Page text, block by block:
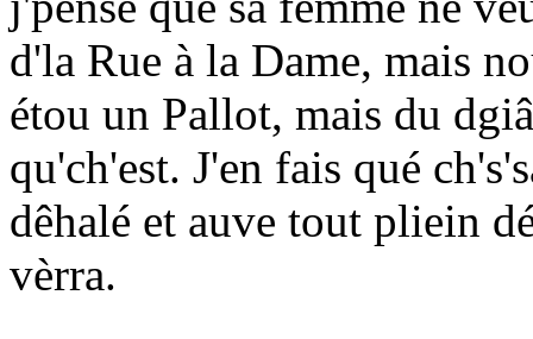
d'la Rue à la Dame, mais
étou un Pallot, mais du
qu'ch'est. J'en fais qué
dêhalé et auve tout pliein
vèrra.